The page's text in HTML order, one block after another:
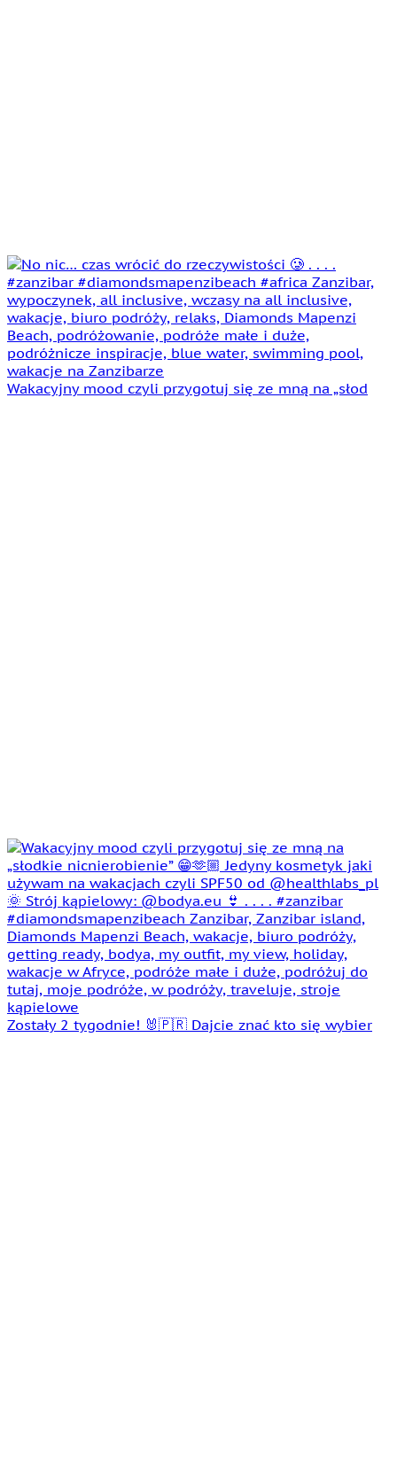
Wakacyjny mood czyli przygotuj się ze mną na „słod
Zostały 2 tygodnie! 🐰🇵🇷 Dajcie znać kto się wybier